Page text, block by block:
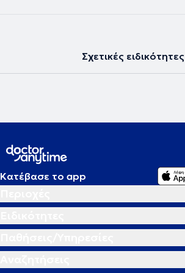
Σχετικές ειδικότητες
Κατέβασε το app